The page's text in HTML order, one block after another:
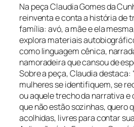
Na peça Claudia Gomes da
reinventa e conta a história de
família: avó, a mãe e ela
explora materiais
como linguagem cênica,
namoradeira que cansou de
Sobre a peça, Claudia destaca:
mulheres se identifiquem, se
ou aquele trecho da narrativa
que não estão sozinhas, quero
acolhidas, livres para contar